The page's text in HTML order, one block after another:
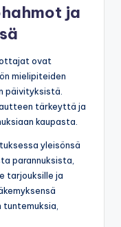
ja
ovat
mielipiteiden
päivityksistä.
tärkeyttä ja
kaupasta.
yleisönsä
parannuksista,
tarjouksille ja